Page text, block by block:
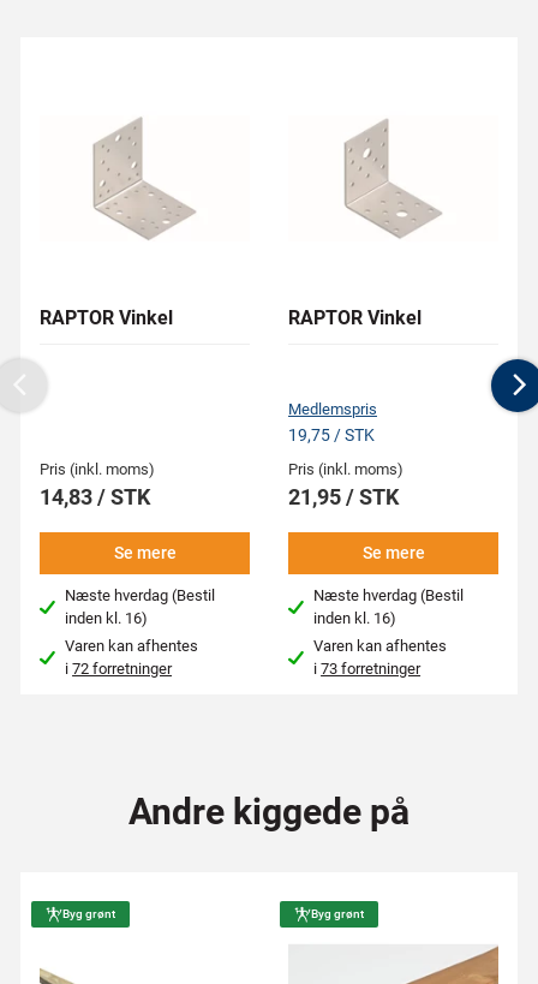
RAPTOR Vinkel
Pris (inkl. moms)
14,83 / STK
Se mere
Næste hverdag (Bestil
inden kl. 16)
Varen kan afhentes
i72 forretninger
RAPTOR Vinkel
Medlemspris
19,75 / STK
Pris (inkl. moms)
21,95 / STK
Se mere
Næste hverdag (Bestil
inden kl. 16)
Varen kan afhentes
i73 forretninger
Previous
Andre kiggede på
Byg grønt Byg grønt